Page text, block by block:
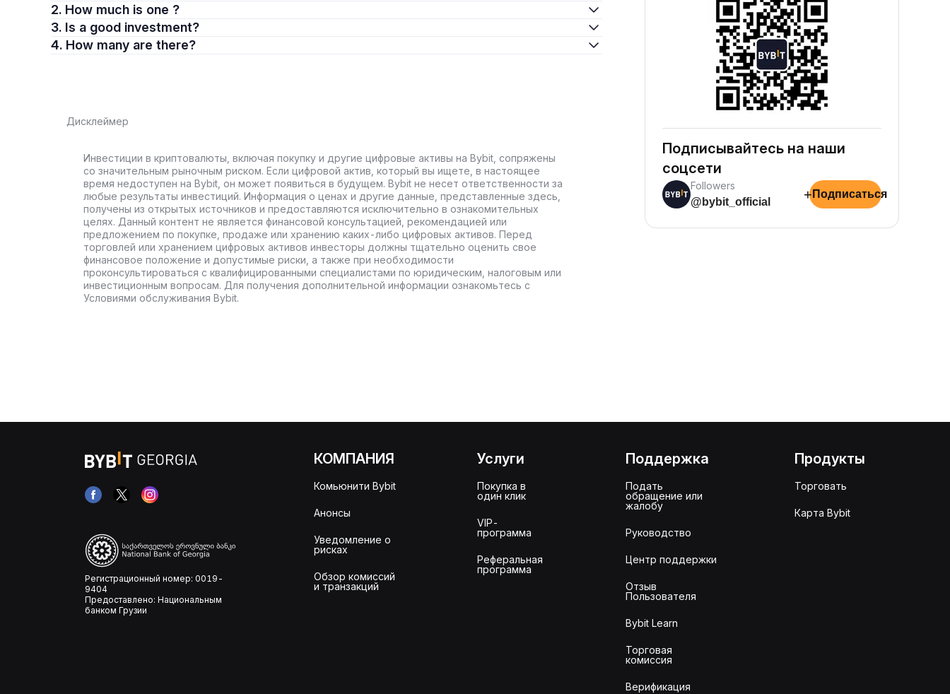
2. How much is one ?
3. Is a good investment?
4. How many are there?
Дисклеймер
Инвестиции в криптовалюты, включая покупку и другие цифровые активы на Bybit, сопряжены
со значительным рыночным риском. Если цифровой актив, который вы ищете, в настоящее
время недоступен на Bybit, он может появиться в будущем. Bybit не несет ответственности за
любые результаты инвестиций. Информация о ценах и другие данные, представленные здесь,
получены из открытых источников и предоставляются исключительно в ознакомительных
целях. Данный контент не является финансовой консультацией, рекомендацией или
предложением по покупке, продаже или хранению каких-либо цифровых активов. Перед
торговлей или хранением цифровых активов инвесторы должны тщательно оценить свое
финансовое положение и допустимые риски, а также при необходимости
проконсультироваться с квалифицированными специалистами по юридическим, налоговым или
инвестиционным вопросам. Для получения дополнительной информации ознакомьтесь с
Условиями обслуживания Bybit.
Подписывайтесь на наши
соцсети
Followers
@bybit_official
+ Подписаться
Регистрационный номер: 0019-
9404
Предоставлено: Национальным
банком Грузии
КОМПАНИЯ
Комьюнити Bybit
Анонсы
Уведомление о
рисках
Обзор комиссий
и транзакций
Услуги
Покупка в
один клик
VIP-
программа
Реферальная
программа
Поддержка
Подать
обращение или
жалобу
Руководство
Центр поддержки
Отзыв
Пользователя
Bybit Learn
Торговая
комиссия
Верификация
Продукты
Торговать
Карта Bybit